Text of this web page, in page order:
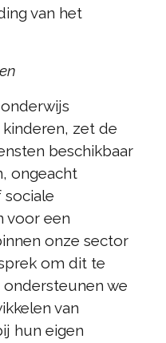
van het
zet de
beschikbaar
ongeacht
voor een
onze sector
om dit te
ondersteunen we
van
hun eigen